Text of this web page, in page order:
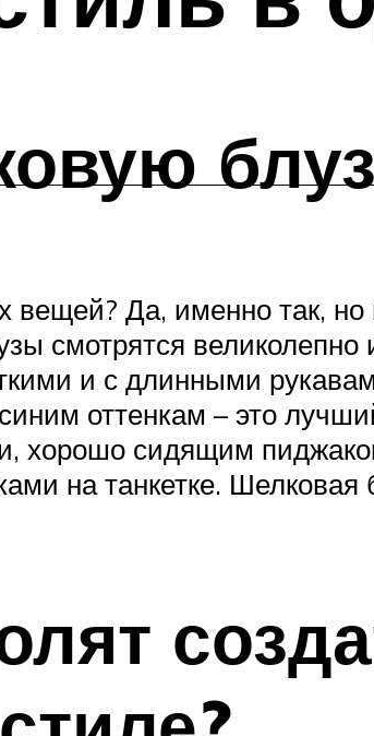
вещей? Да, именно так,
смотрятся великолепно
и с длинными
оттенкам – это
хорошо сидящим
на танкетке. Шелковая